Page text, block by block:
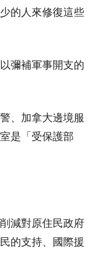
的人來修復這些
彌補軍事開支的
、加拿大邊境服
是「受保護部
減對原住民政府
的支持、國際援